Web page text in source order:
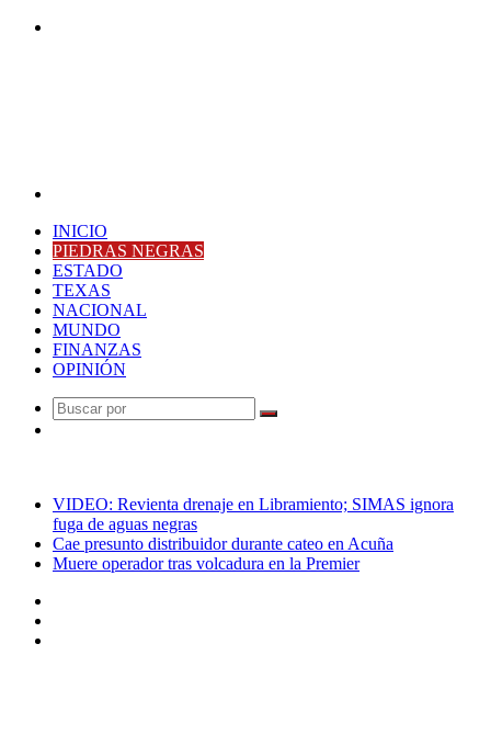
INICIO
PIEDRAS NEGRAS
ESTADO
TEXAS
NACIONAL
MUNDO
FINANZAS
OPINIÓN
Buscar
VIDEO: Revienta drenaje en Libramiento; SIMAS ignora
fuga de aguas negras
Cae presunto distribuidor durante cateo en Acuña
Muere operador tras volcadura en la Premier